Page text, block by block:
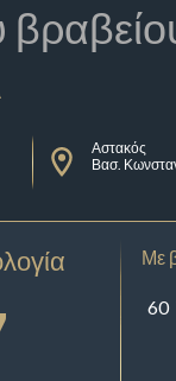
Αστακός
Βασ.
Με
60